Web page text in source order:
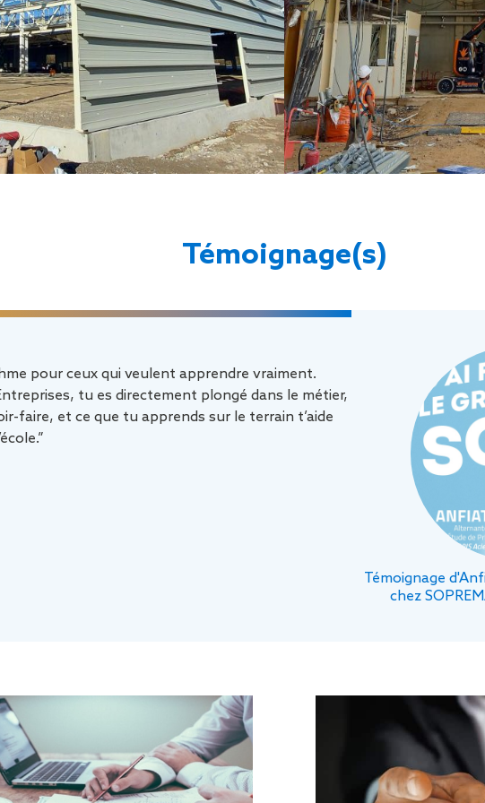
Témoignage(s)
pour ceux qui veulent apprendre vraiment.
, tu es directement plongé dans le métier,
faire, et ce que tu apprends sur le terrain t’aide
Témoignage
chez